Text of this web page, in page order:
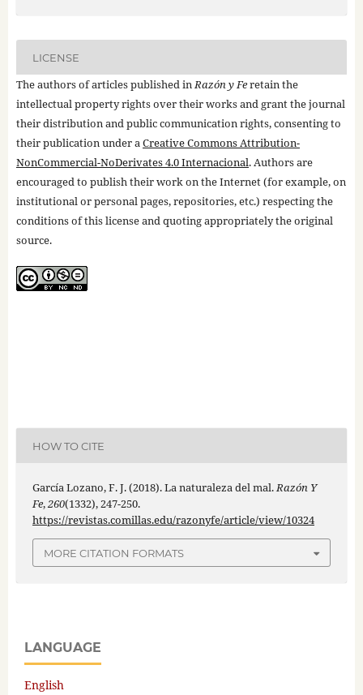
LICENSE
The authors of articles published inRazón y Feretain the
intellectual property rights over their works and grant the journal
their distribution and public communication rights, consenting to
their publication under aCreative Commons Attribution-
NonCommercial-NoDerivates 4.0 Internacional. Authors are
encouraged to publish their work on the Internet (for example, on
institutional or personal pages, repositories, etc.) respecting the
conditions of this license and quoting appropriately the original
source.
HOW TO CITE
García Lozano, F. J. (2018). La naturaleza del mal.Razón Y
Fe,260(1332), 247-250.
https://revistas.comillas.edu/razonyfe/article/view/10324
MORE CITATION FORMATS
LANGUAGE
English